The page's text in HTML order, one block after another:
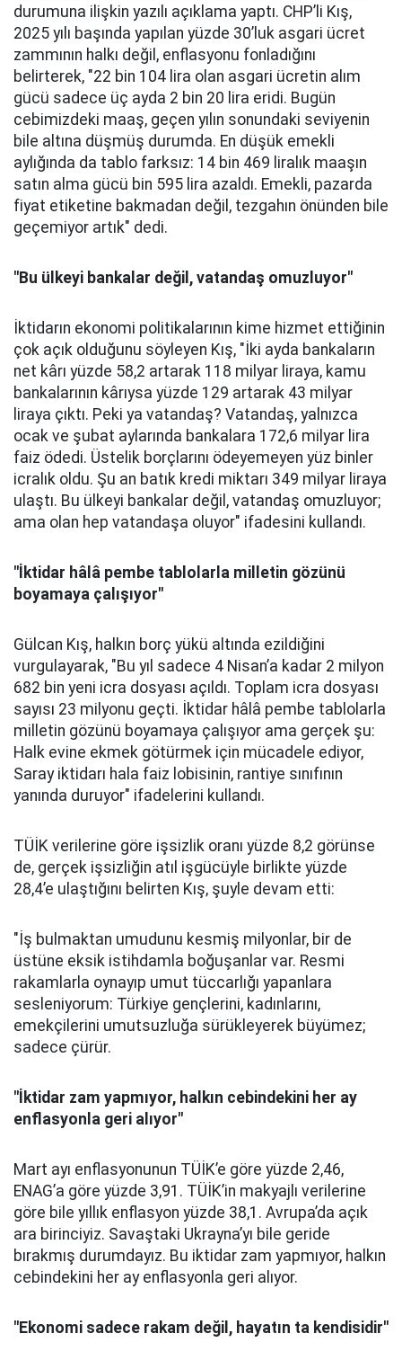
durumuna ilişkin yazılı açıklama yaptı. CHP’li Kış,
2025 yılı başında yapılan yüzde 30’luk asgari ücret
zammının halkı değil, enflasyonu fonladığını
belirterek, "22 bin 104 lira olan asgari ücretin alım
gücü sadece üç ayda 2 bin 20 lira eridi. Bugün
cebimizdeki maaş, geçen yılın sonundaki seviyenin
bile altına düşmüş durumda. En düşük emekli
aylığında da tablo farksız: 14 bin 469 liralık maaşın
satın alma gücü bin 595 lira azaldı. Emekli, pazarda
fiyat etiketine bakmadan değil, tezgahın önünden bile
geçemiyor artık" dedi.
"Bu ülkeyi bankalar değil, vatandaş omuzluyor"
İktidarın ekonomi politikalarının kime hizmet ettiğinin
çok açık olduğunu söyleyen Kış, "İki ayda bankaların
net kârı yüzde 58,2 artarak 118 milyar liraya, kamu
bankalarının kârıysa yüzde 129 artarak 43 milyar
liraya çıktı. Peki ya vatandaş? Vatandaş, yalnızca
ocak ve şubat aylarında bankalara 172,6 milyar lira
faiz ödedi. Üstelik borçlarını ödeyemeyen yüz binler
icralık oldu. Şu an batık kredi miktarı 349 milyar liraya
ulaştı. Bu ülkeyi bankalar değil, vatandaş omuzluyor;
ama olan hep vatandaşa oluyor" ifadesini kullandı.
"İktidar hâlâ pembe tablolarla milletin gözünü
boyamaya çalışıyor"
Gülcan Kış, halkın borç yükü altında ezildiğini
vurgulayarak, "Bu yıl sadece 4 Nisan’a kadar 2 milyon
682 bin yeni icra dosyası açıldı. Toplam icra dosyası
sayısı 23 milyonu geçti. İktidar hâlâ pembe tablolarla
milletin gözünü boyamaya çalışıyor ama gerçek şu:
Halk evine ekmek götürmek için mücadele ediyor,
Saray iktidarı hala faiz lobisinin, rantiye sınıfının
yanında duruyor" ifadelerini kullandı.
TÜİK verilerine göre işsizlik oranı yüzde 8,2 görünse
de, gerçek işsizliğin atıl işgücüyle birlikte yüzde
28,4’e ulaştığını belirten Kış, şuyle devam etti:
"İş bulmaktan umudunu kesmiş milyonlar, bir de
üstüne eksik istihdamla boğuşanlar var. Resmi
rakamlarla oynayıp umut tüccarlığı yapanlara
sesleniyorum: Türkiye gençlerini, kadınlarını,
emekçilerini umutsuzluğa sürükleyerek büyümez;
sadece çürür.
"İktidar zam yapmıyor, halkın cebindekini her ay
enflasyonla geri alıyor"
Mart ayı enflasyonunun TÜİK’e göre yüzde 2,46,
ENAG’a göre yüzde 3,91. TÜİK’in makyajlı verilerine
göre bile yıllık enflasyon yüzde 38,1. Avrupa’da açık
ara birinciyiz. Savaştaki Ukrayna’yı bile geride
bırakmış durumdayız. Bu iktidar zam yapmıyor, halkın
cebindekini her ay enflasyonla geri alıyor.
"Ekonomi sadece rakam değil, hayatın ta kendisidir"